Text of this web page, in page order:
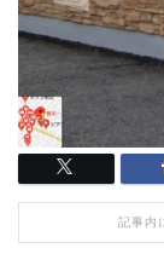
記事内